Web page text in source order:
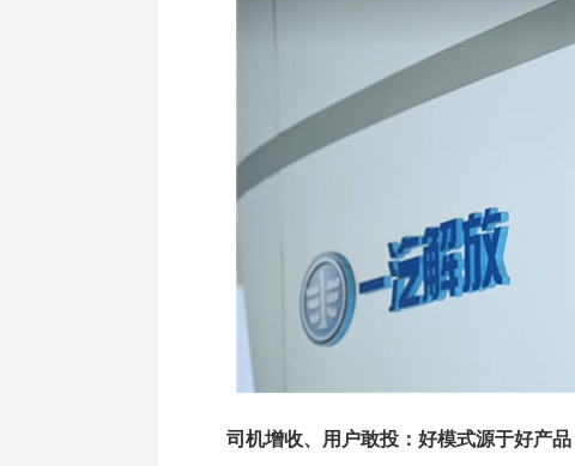
司机增收、用户敢投：好模式源于好产品